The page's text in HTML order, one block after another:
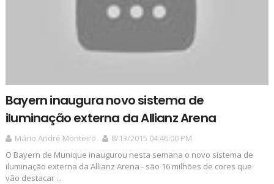
Bayern inaugura novo sistema de
iluminação externa da Allianz Arena
Mário André Monteiro
8/13/2015 04:46:00 PM
O Bayern de Munique inaugurou nesta semana o novo sistema de
iluminação externa da Allianz Arena - são 16 milhões de cores que
vão destacar ...